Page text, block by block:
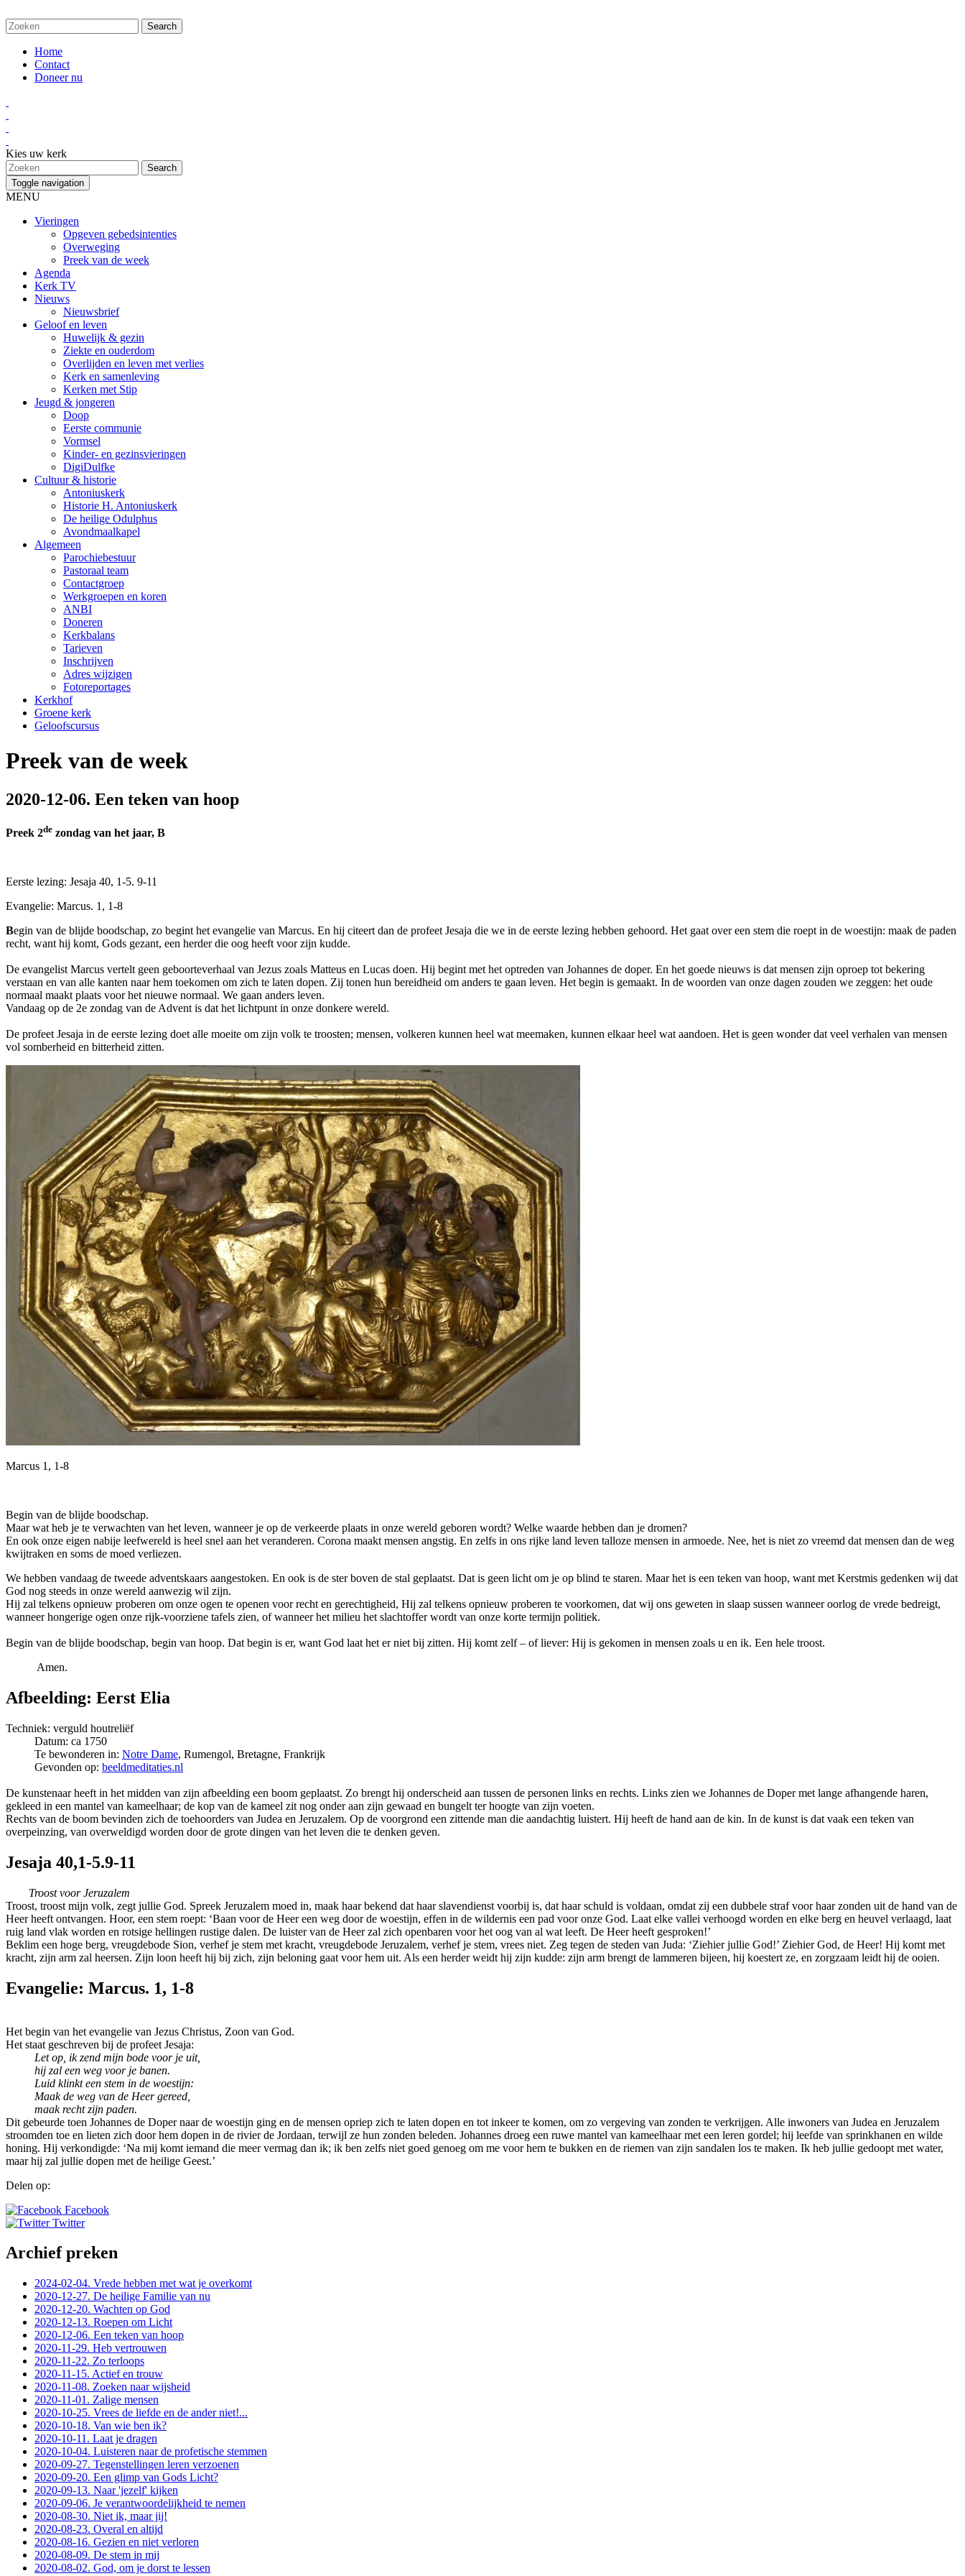
Home
Contact
Doneer nu
Kies uw kerk
Toggle navigation
MENU
Vieringen
Opgeven gebedsintenties
Overweging
Preek van de week
Agenda
Kerk TV
Nieuws
Nieuwsbrief
Geloof en leven
Huwelijk & gezin
Ziekte en ouderdom
Overlijden en leven met verlies
Kerk en samenleving
Kerken met Stip
Jeugd & jongeren
Doop
Eerste communie
Vormsel
Kinder- en gezinsvieringen
DigiDulfke
Cultuur & historie
Antoniuskerk
Historie H. Antoniuskerk
De heilige Odulphus
Avondmaalkapel
Algemeen
Parochiebestuur
Pastoraal team
Contactgroep
Werkgroepen en koren
ANBI
Doneren
Kerkbalans
Tarieven
Inschrijven
Adres wijzigen
Fotoreportages
Kerkhof
Groene kerk
Geloofscursus
Preek van de week
2020-12-06. Een teken van hoop
Preek 2de zondag van het jaar, B
Eerste lezing: Jesaja 40, 1-5. 9-11
Evangelie: Marcus. 1, 1-8
Begin van de blijde boodschap, zo begint het evangelie van Marcus. En hij citeert dan de profeet Jesaja die we in de eerste lezing hebben gehoord. Het gaat over een stem die roept in de woestijn: maak de paden
recht, want hij komt, Gods gezant, een herder die oog heeft voor zijn kudde.
De evangelist Marcus vertelt geen geboorteverhaal van Jezus zoals Matteus en Lucas doen. Hij begint met het optreden van Johannes de doper. En het goede nieuws is dat mensen zijn oproep tot bekering
verstaan en van alle kanten naar hem toekomen om zich te laten dopen. Zij tonen hun bereidheid om anders te gaan leven. Het begin is gemaakt. In de woorden van onze dagen zouden we zeggen: het oude
normaal maakt plaats voor het nieuwe normaal. We gaan anders leven.
Vandaag op de 2e zondag van de Advent is dat het lichtpunt in onze donkere wereld.
De profeet Jesaja in de eerste lezing doet alle moeite om zijn volk te troosten; mensen, volkeren kunnen heel wat meemaken, kunnen elkaar heel wat aandoen. Het is geen wonder dat veel verhalen van mensen
vol somberheid en bitterheid zitten.
Marcus 1, 1-8
Begin van de blijde boodschap.
Maar wat heb je te verwachten van het leven, wanneer je op de verkeerde plaats in onze wereld geboren wordt? Welke waarde hebben dan je dromen?
En ook onze eigen nabije leefwereld is heel snel aan het veranderen. Corona maakt mensen angstig. En zelfs in ons rijke land leven talloze mensen in armoede. Nee, het is niet zo vreemd dat mensen dan de weg
kwijtraken en soms de moed verliezen.
We hebben vandaag de tweede adventskaars aangestoken. En ook is de ster boven de stal geplaatst. Dat is geen licht om je op blind te staren. Maar het is een teken van hoop, want met Kerstmis gedenken wij dat
God nog steeds in onze wereld aanwezig wil zijn.
Hij zal telkens opnieuw proberen om onze ogen te openen voor recht en gerechtigheid, Hij zal telkens opnieuw proberen te voorkomen, dat wij ons geweten in slaap sussen wanneer oorlog de vrede bedreigt,
wanneer hongerige ogen onze rijk-voorziene tafels zien, of wanneer het milieu het slachtoffer wordt van onze korte termijn politiek.
Begin van de blijde boodschap, begin van hoop. Dat begin is er, want God laat het er niet bij zitten. Hij komt zelf – of liever: Hij is gekomen in mensen zoals u en ik. Een hele troost.
Amen.
Afbeelding: Eerst Elia
Techniek: verguld houtreliëf
Datum: ca 1750
Te bewonderen in: Notre Dame, Rumengol, Bretagne, Frankrijk
Gevonden op: beeldmeditaties.nl
De kunstenaar heeft in het midden van zijn afbeelding een boom geplaatst. Zo brengt hij onderscheid aan tussen de personen links en rechts. Links zien we Johannes de Doper met lange afhangende haren,
gekleed in een mantel van kameelhaar; de kop van de kameel zit nog onder aan zijn gewaad en bungelt ter hoogte van zijn voeten.
Rechts van de boom bevinden zich de toehoorders van Judea en Jeruzalem. Op de voorgrond een zittende man die aandachtig luistert. Hij heeft de hand aan de kin. In de kunst is dat vaak een teken van
overpeinzing, van overweldigd worden door de grote dingen van het leven die te denken geven.
Jesaja 40,1-5.9-11
Troost voor Jeruzalem
Troost, troost mijn volk, zegt jullie God. Spreek Jeruzalem moed in, maak haar bekend dat haar slavendienst voorbij is, dat haar schuld is voldaan, omdat zij een dubbele straf voor haar zonden uit de hand van de
Heer heeft ontvangen. Hoor, een stem roept: ‘Baan voor de Heer een weg door de woestijn, effen in de wildernis een pad voor onze God. Laat elke vallei verhoogd worden en elke berg en heuvel verlaagd, laat
ruig land vlak worden en rotsige hellingen rustige dalen. De luister van de Heer zal zich openbaren voor het oog van al wat leeft. De Heer heeft gesproken!’
Beklim een hoge berg, vreugdebode Sion, verhef je stem met kracht, vreugdebode Jeruzalem, verhef je stem, vrees niet. Zeg tegen de steden van Juda: ‘Ziehier jullie God!’ Ziehier God, de Heer! Hij komt met
kracht, zijn arm zal heersen. Zijn loon heeft hij bij zich, zijn beloning gaat voor hem uit. Als een herder weidt hij zijn kudde: zijn arm brengt de lammeren bijeen, hij koestert ze, en zorgzaam leidt hij de ooien.
Evangelie: Marcus. 1, 1-8
Het begin van het evangelie van Jezus Christus, Zoon van God.
Het staat geschreven bij de profeet Jesaja:
Let op, ik zend mijn bode voor je uit,
hij zal een weg voor je banen.
Luid klinkt een stem in de woestijn:
Maak de weg van de Heer gereed,
maak recht zijn paden.
Dit gebeurde toen Johannes de Doper naar de woestijn ging en de mensen opriep zich te laten dopen en tot inkeer te komen, om zo vergeving van zonden te verkrijgen. Alle inwoners van Judea en Jeruzalem
stroomden toe en lieten zich door hem dopen in de rivier de Jordaan, terwijl ze hun zonden beleden. Johannes droeg een ruwe mantel van kameelhaar met een leren gordel; hij leefde van sprinkhanen en wilde
honing. Hij verkondigde: ‘Na mij komt iemand die meer vermag dan ik; ik ben zelfs niet goed genoeg om me voor hem te bukken en de riemen van zijn sandalen los te maken. Ik heb jullie gedoopt met water,
maar hij zal jullie dopen met de heilige Geest.’
Delen op:
Facebook
Twitter
Archief preken
2024-02-04. Vrede hebben met wat je overkomt
2020-12-27. De heilige Familie van nu
2020-12-20. Wachten op God
2020-12-13. Roepen om Licht
2020-12-06. Een teken van hoop
2020-11-29. Heb vertrouwen
2020-11-22. Zo terloops
2020-11-15. Actief en trouw
2020-11-08. Zoeken naar wijsheid
2020-11-01. Zalige mensen
2020-10-25. Vrees de liefde en de ander niet!...
2020-10-18. Van wie ben ik?
2020-10-11. Laat je dragen
2020-10-04. Luisteren naar de profetische stemmen
2020-09-27. Tegenstellingen leren verzoenen
2020-09-20. Een glimp van Gods Licht?
2020-09-13. Naar 'jezelf' kijken
2020-09-06. Je verantwoordelijkheid te nemen
2020-08-30. Niet ik, maar jij!
2020-08-23. Overal en altijd
2020-08-16. Gezien en niet verloren
2020-08-09. De stem in mij
2020-08-02. God, om je dorst te lessen